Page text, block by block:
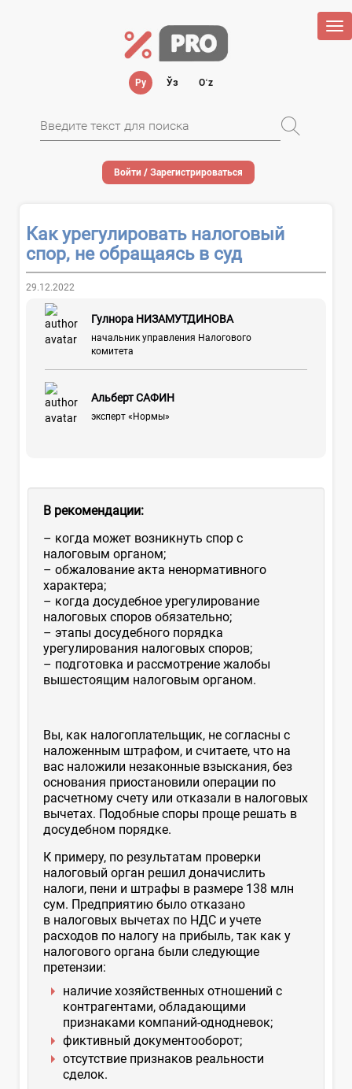
Ру Ўз Oʻz
Войти / Зарегистрироваться
Как урегулировать налоговый
спор, не обращаясь в суд
29.12.2022
Гулнора НИЗАМУТДИНОВА
начальник управления Налогового
комитета
Альберт САФИН
эксперт «Нормы»
В рекомендации:
– когда может возникнуть спор с
налоговым органом;
– обжалование акта ненормативного
характера;
– когда досудебное урегулирование
налоговых споров обязательно;
– этапы досудебного порядка
урегулирования налоговых споров;
– подготовка и рассмотрение жалобы
вышестоящим налоговым органом.
Вы, как налогоплательщик, не согласны с
наложенным штрафом, и считаете, что на
вас наложили незаконные взыскания, без
основания приостановили операции по
расчетному счету или отказали в налоговых
вычетах. Подобные споры проще решать в
досудебном порядке.
К примеру, по результатам проверки
налоговый орган решил доначислить
налоги, пени и штрафы в размере 138 млн
сум. Предприятию было отказано
в налоговых вычетах по НДС и учете
расходов по налогу на прибыль, так как у
налогового органа были следующие
претензии:
наличие хозяйственных отношений с
контрагентами, обладающими
признаками компаний-однодневок;
фиктивный документооборот;
отсутствие признаков реальности
сделок.